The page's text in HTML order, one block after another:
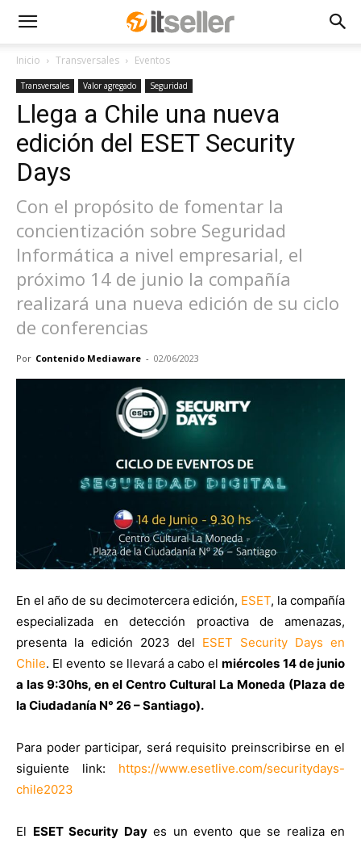
Inicio Transversales Eventos
Transversales Valor agregado Seguridad
Llega a Chile una nueva
edición del ESET Security
Days
Con el propósito de fomentar la
concientización sobre Seguridad
Informática a nivel empresarial, el
próximo 14 de junio la compañía
realizará una nueva edición de su ciclo
de conferencias
Por Contenido Mediaware - 02/06/2023
En el año de su decimotercera edición, ESET, la compañía
especializada en detección proactiva de amenazas,
presenta la edición 2023 del ESET Security Days en
Chile. El evento se llevará a cabo elmiércoles 14 de junio
a las 9:30hs, en el Centro Cultural La Moneda (Plaza de
la Ciudadanía N° 26 – Santiago).
Para poder participar, será requisito preinscribirse en el
siguiente link: https://www.esetlive.com/securitydays-
chile2023
El ESET Security Dayes un evento que se realiza en